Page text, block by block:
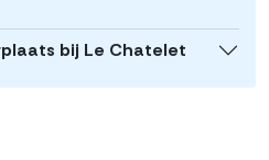
bij Le Chatelet